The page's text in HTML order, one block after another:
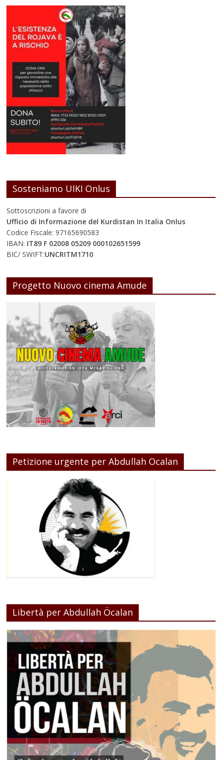
Sosteniamo UIKI Onlus
Sottoscrizioni a favore di
Ufficio di Informazione del Kurdistan In Italia Onlus
Codice Fiscale: 97165690583
IBAN: IT89 F 02008 05209 000102651599
BIC/ SWIFT:UNCRITM1710
Progetto Nuovo cinema Amude
Petizione urgente per Abdullah Ocalan
Libertà per Abdullah Öcalan